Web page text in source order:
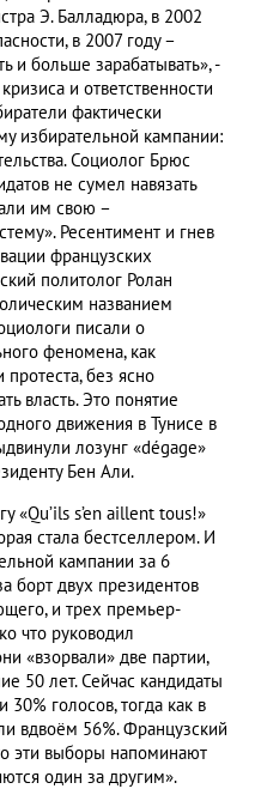
Э. Балладюра, в 2002
в 2007 году –
и больше зарабатывать», -
и ответственности
фактически
избирательной кампании:
Социолог Брюс
не сумел навязать
им свою –
Ресентимент и гнев
французских
политолог Ролан
названием
писали о
феномена, как
протеста, без ясно
власть. Это понятие
движения в Тунисе в
лозунг «dégage»
Бен Али.
«Qu’ils s’en aillent tous!»
стала бестселлером. И
кампании за 6
борт двух президентов
и трех премьер-
что руководил
«взорвали» две партии,
50 лет. Сейчас кандидаты
голосов, тогда как в
вдвоём 56%. Французский
эти выборы напоминают
один за другим».